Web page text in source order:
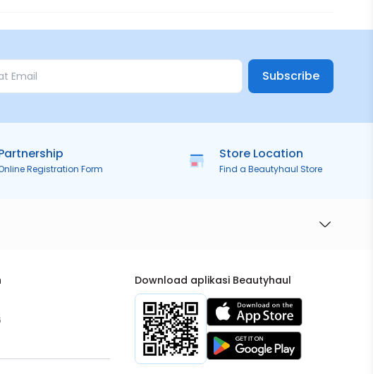
Subscribe
Registration Form
Store Location
Find a Beautyhaul Store
Download aplikasi Beautyhaul